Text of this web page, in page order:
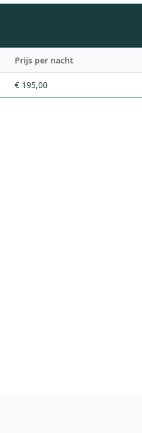
Prijs per nacht
€ 195,00